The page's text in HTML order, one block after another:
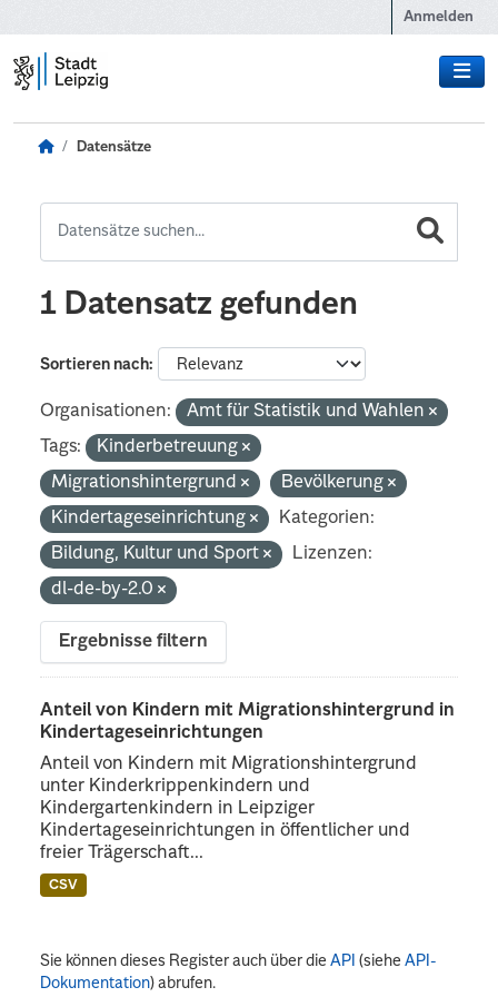
Anmelden
Datensätze
1 Datensatz gefunden
Sortieren nach
Organisationen:
Amt für Statistik und Wahlen
Tags:
Kinderbetreuung
Migrationshintergrund
Bevölkerung
Kindertageseinrichtung
Kategorien:
Bildung, Kultur und Sport
Lizenzen:
dl-de-by-2.0
Ergebnisse filtern
Anteil von Kindern mit Migrationshintergrund in
Kindertageseinrichtungen
Anteil von Kindern mit Migrationshintergrund
unter Kinderkrippenkindern und
Kindergartenkindern in Leipziger
Kindertageseinrichtungen in öffentlicher und
freier Trägerschaft...
CSV
Sie können dieses Register auch über dieAPI (sieheAPI-
Dokumentation) abrufen.